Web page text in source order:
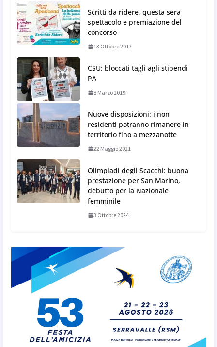
Scritti da ridere, questa sera
spettacolo e premiazione del
concorso
13 Ottobre 2017
CSU: bloccati tagli agli stipendi
PA
8 Marzo 2019
Nuove disposizioni: i non
residenti potranno rimanere in
territorio fino a mezzanotte
22 Maggio 2021
Olimpiadi degli Scacchi: buona
prestazione per San Marino,
debutto per la Nazionale
femminile
3 Ottobre 2024